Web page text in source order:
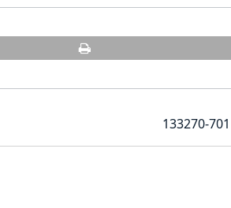
133270-701